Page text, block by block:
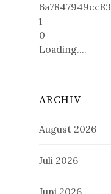
6a7847949ec83
1
0
Loading....
ARCHIV
August 2026
Juli 2026